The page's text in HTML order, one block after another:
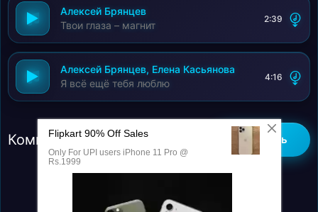
Алексей Брянцев
Твои глаза – магнит
2:39
Алексей Брянцев, Елена Касьянова
Я всё ещё тебя люблю
4:16
Комментарии (0) Добавить